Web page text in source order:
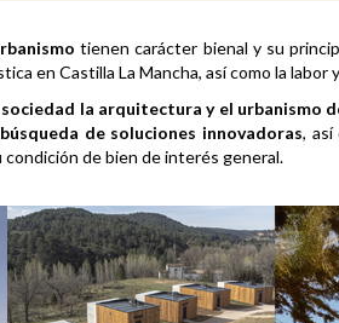
tienen carácter bienal y su
en Castilla La Mancha, así como la
la arquitectura y el urbanismo
de soluciones innovadoras, así
condición de bien de interés general.